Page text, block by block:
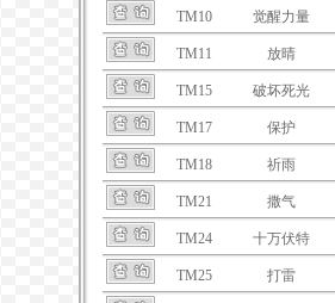
TM10 觉醒力量
TM11 放晴
TM15 破坏死光
TM17 保护
TM18 祈雨
TM21 撒气
TM24 十万伏特
TM25 打雷